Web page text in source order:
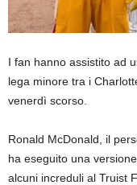
I fan hanno assistito ad
lega minore tra i
venerdì scorso.
Ronald McDonald, il
ha eseguito una
alcuni increduli al Truist